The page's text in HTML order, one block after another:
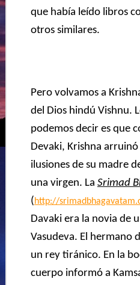
que había leído libros
otros similares.
Pero volvamos a
del Dios hindú Vishnu.
podemos decir es que
Devaki, Krishna
ilusiones de su madre
una virgen. La Srimad
(http://
Davaki era la novia de
Vasudeva. El hermano
un rey tiránico. En la
cuerpo informó a